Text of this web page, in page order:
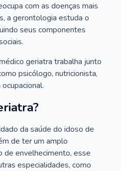
com as doenças mais
a gerontologia estuda o
seus componentes
geriatra trabalha junto
psicólogo, nutricionista,
da saúde do idoso de
de ter um amplo
de envelhecimento, esse
especialidades, como